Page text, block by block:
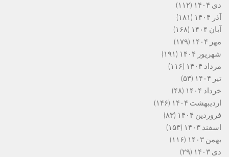
دی ۱۴۰۴
(۱۱۲)
آذر ۱۴۰۴
(۱۸۱)
آبان ۱۴۰۴
(۱۶۸)
مهر ۱۴۰۴
(۱۷۹)
شهریور ۱۴۰۴
(۱۹۱)
مرداد ۱۴۰۴
(۱۱۶)
تیر ۱۴۰۴
(۵۳)
خرداد ۱۴۰۴
(۴۸)
اردیبهشت ۱۴۰۴
(۱۴۶)
فروردین ۱۴۰۴
(۸۳)
اسفند ۱۴۰۳
(۱۵۳)
بهمن ۱۴۰۳
(۱۱۶)
دی ۱۴۰۳
(۲۹)